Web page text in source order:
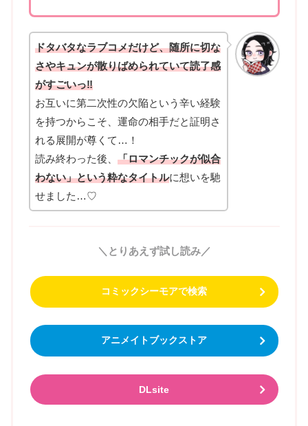
ドタバタなラブコメだけど、随所に切な
さやキュンが散りばめられていて読了感
がすごいっ‼
お互いに第二次性の欠陥という辛い経験
を持つからこそ、運命の相手だと証明さ
れる展開が尊くて…！
読み終わった後、 「ロマンチックが似合
わない」という粋なタイトルに想いを馳
せました…♡
＼とりあえず試し読み／
コミックシーモアで検索
アニメイトブックストア
DLsite